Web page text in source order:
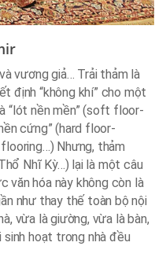
vương giả… Trải thảm là
định “không khí” cho một
“lót nền mền” (soft floor-
cứng” (hard floor-
Nhưng, thảm
Nhĩ Kỳ…) lại là một câu
văn hóa này không còn là
như thay thế toàn bộ nội
vừa là giường, vừa là bàn,
hoạt trong nhà đều